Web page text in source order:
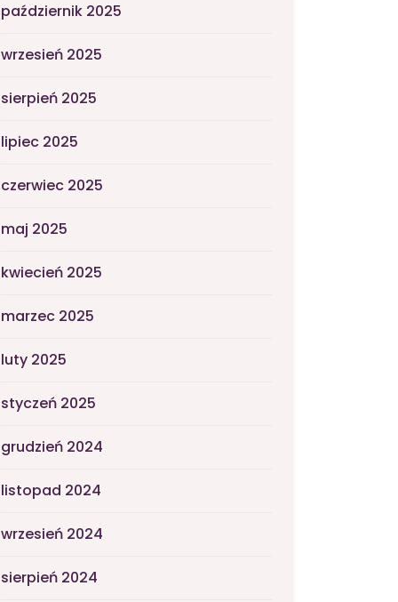
październik 2025
wrzesień 2025
sierpień 2025
lipiec 2025
czerwiec 2025
maj 2025
kwiecień 2025
marzec 2025
luty 2025
styczeń 2025
grudzień 2024
listopad 2024
wrzesień 2024
sierpień 2024